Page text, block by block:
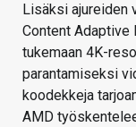
Lisäksi ajureiden
Content Adaptive
tukemaan 4K-
parantamiseksi
koodekkeja
AMD